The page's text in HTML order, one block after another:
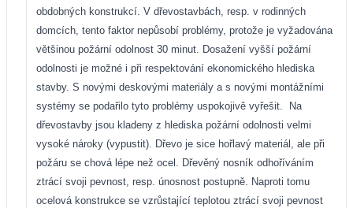
obdobných konstrukcí. V dřevostavbách, resp. v rodinných
domcích, tento faktor nepůsobí problémy, protože je vyžadována
většinou požární odolnost 30 minut. Dosažení vyšší požární
odolnosti je možné i při respektování ekonomického hlediska
stavby. S novými deskovými materiály a s novými montážními
systémy se podařilo tyto problémy uspokojivě vyřešit.
Na
dřevostavby jsou kladeny z hlediska požární odolnosti velmi
vysoké nároky (vypustit). Dřevo je sice hořlavý materiál, ale při
požáru se chová lépe než ocel. Dřevěný nosník odhoříváním
ztrácí svoji pevnost, resp. únosnost postupně. Naproti tomu
ocelová konstrukce se vzrůstající teplotou ztrácí svoji pevnost